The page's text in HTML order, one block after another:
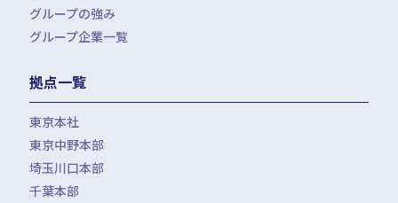
グループの強み
グループ企業一覧
拠点一覧
東京本社
東京中野本部
埼玉川口本部
千葉本部